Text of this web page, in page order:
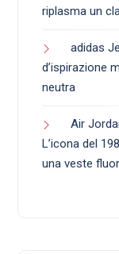
riplasma un
adidas
d’ispirazione
neutra
Air
L’icona del
una veste